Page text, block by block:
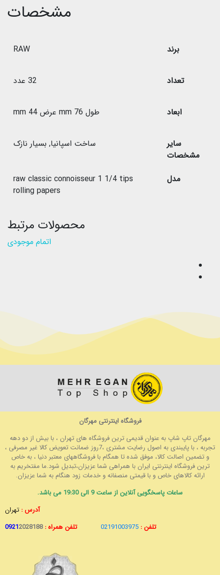
مشخصات
برند RAW
تعداد 32 عدد
ابعاد طول 76 mm عرض 44 mm
سایر
مشخصات
ساخت اسپانیا, بسیار نازک
مدل
raw classic connoisseur 1 1/4 tips
rolling papers
محصولات مرتبط
اتمام موجودی
فروشگاه اینترنتی مهرگان
مهرگان تاپ شاپ به عنوان قدیمی ترین فروشگاه های تهران ، با بیش از دو دهه
تجربه ، با پایبندی به اصول رضایت مشتری ،7روز ضمانت تعویض کالا غیر مصرفی ،
و تضمین اصالت کالا، موفق شده تا همگام با فروشگاههای معتبر دنیا ، به خاص
ترین فروشگاه اینترنتی ایران با همراهی شما عزیزان،تبدیل شود.ما مفتخریم به
ارائه کالاهای خاص و با قیمتی منصفانه و خدمات زود هنگام به شما عزیزان.
ساعات پاسخگویی آنلاین از ساعت 9 الی 19:30 می باشد.
آدرس : تهران
تلفن : 02191003975 تلفن همراه : 09212028188